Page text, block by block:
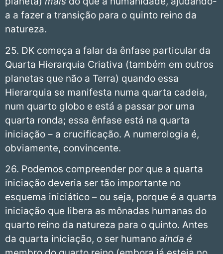
a a fazer a transição para o quinto reino da
natureza.
25. DK começa a falar da ênfase particular da
Quarta Hierarquia Criativa (também em outros
planetas que não a Terra) quando essa
Hierarquia se manifesta numa quarta cadeia,
num quarto globo e está a passar por uma
quarta ronda; essa ênfase está na quarta
iniciação – a crucificação. A numerologia é,
obviamente, convincente.
26. Podemos compreender por que a quarta
iniciação deveria ser tão importante no
esquema iniciático – ou seja, porque é a quarta
iniciação que libera as mônadas humanas do
quarto reino da natureza para o quinto. Antes
da quarta iniciação, o ser humano ainda é